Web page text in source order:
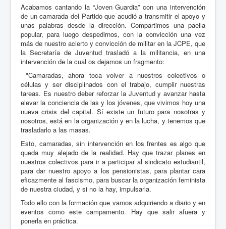
Acabamos cantando la “Joven Guardia” con una intervención
de un camarada del Partido que acudió a transmitir el apoyo y
unas palabras desde la dirección. Compartimos una paella
popular, para luego despedirnos, con la convicción una vez
más de nuestro acierto y convicción de militar en la JCPE, que
la Secretaría de Juventud trasladó a la militancia, en una
intervención de la cual os dejamos un fragmento:
"Camaradas, ahora toca volver a nuestros colectivos o
células y ser disciplinados con el trabajo, cumplir nuestras
tareas. Es nuestro deber reforzar la Juventud y avanzar hasta
elevar la conciencia de las y los jóvenes, que vivimos hoy una
nueva crisis del capital. Sí existe un futuro para nosotras y
nosotros, está en la organización y en la lucha, y tenemos que
trasladarlo a las masas.
Esto, camaradas, sin intervención en los frentes es algo que
queda muy alejado de la realidad. Hay que trazar planes en
nuestros colectivos para ir a participar al sindicato estudiantil,
para dar nuestro apoyo a los pensionistas, para plantar cara
eficazmente al fascismo, para buscar la organización feminista
de nuestra ciudad, y si no la hay, impulsarla.
Todo ello con la formación que vamos adquiriendo a diario y en
eventos como este campamento. Hay que salir afuera y
ponerla en práctica.